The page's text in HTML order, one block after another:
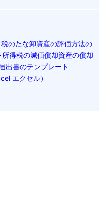
税のたな卸資産の評価方法の
所得税の減価償却資産の償却
出書のテンプレート
エクセル）